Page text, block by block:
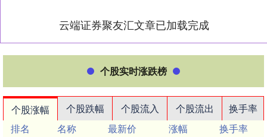
云端证券聚友汇文章已加载完成
个股实时涨跌榜
个股涨幅 个股跌幅 个股流入 个股流出
换手率
排名
名称 最新价 涨幅
换手率